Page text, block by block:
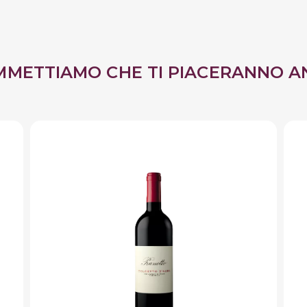
CHE TI PIACERANNO